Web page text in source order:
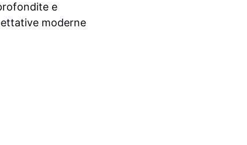
e
moderne